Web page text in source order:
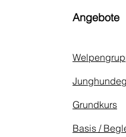
Angebote
Grundkurs
Basis /